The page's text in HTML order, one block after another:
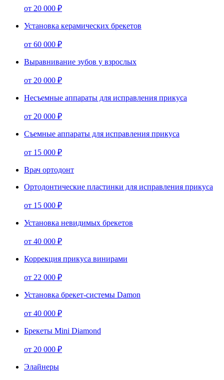
от 20 000 ₽
Установка керамических брекетов
от 60 000 ₽
Выравнивание зубов у взрослых
от 20 000 ₽
Несъемные аппараты для исправления прикуса
от 20 000 ₽
Съемные аппараты для исправления прикуса
от 15 000 ₽
Врач ортодонт
Ортодонтические пластинки для исправления прикуса
от 15 000 ₽
Установка невидимых брекетов
от 40 000 ₽
Коррекция прикуса винирами
от 22 000 ₽
Установка брекет-системы Damon
от 40 000 ₽
Брекеты Mini Diamond
от 20 000 ₽
Элайнеры